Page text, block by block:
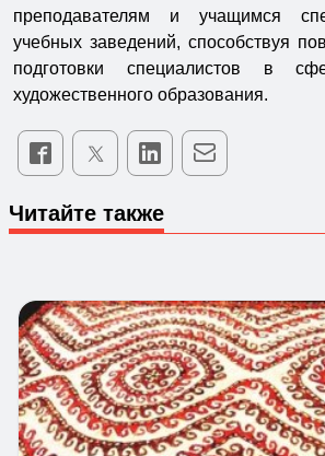
преподавателям и учащимся
учебных заведений, способствуя
подготовки специалистов в
художественного образования.
Читайте также